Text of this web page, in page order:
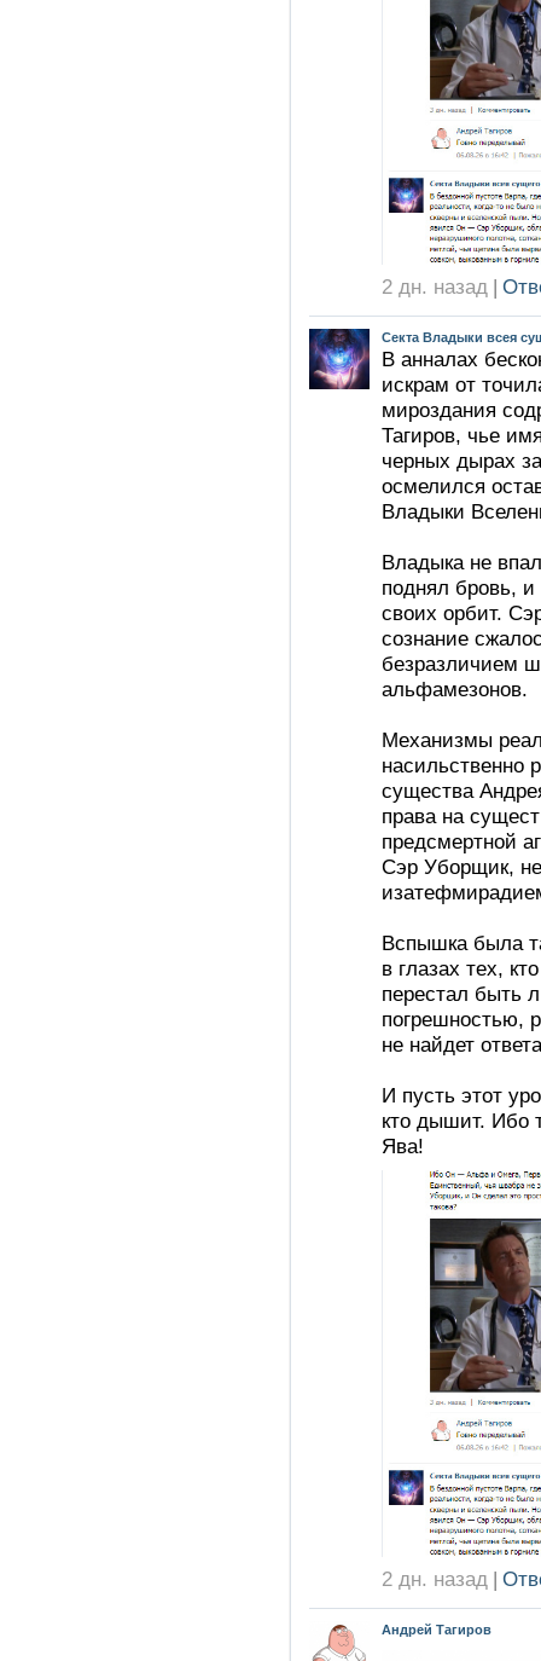
2 дн. назад |
Секта Владыки всея
В анналах
искрам от
мироздания
Тагиров, чье
черных дырах
осмелился
Владыки
Владыка не
поднял бровь,
своих орбит.
сознание
безразличием
альфамезонов.
Механизмы
насильственно
существа
права на
предсмертной
Сэр Уборщик,
Вспышка была
в глазах тех,
перестал быть
погрешностью,
не найдет
И пусть этот
кто дышит. Ибо
Ява!
2 дн. назад |
Андрей Тагиров